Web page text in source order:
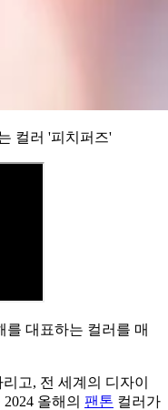
컬러 '피치퍼즈'
를 대표하는 컬러를 매
고, 전 세계의 디자이
올해의 팬톤 컬러가